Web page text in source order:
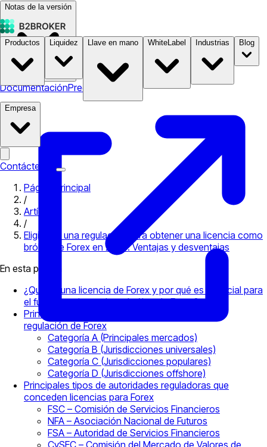
Notas de la versión
DocumentaciónPrecios
Productos Liquidez Llave en mano WhiteLabel Industrias Blog
Empresa
Contáctenos
Página principal
/
Artículos
/
Eligiendo una regulación para obtener una licencia como
bróker de Forex en 2023. Ventajas y desventajas
En esta página
¿Qué es una licencia de Forex y por qué es esencial para
el funcionamiento de un bróker de Forex?
Principales categorías de jurisdicciones para la
regulación de Forex
Categoría A (Principales mercados)
Categoría B (Jurisdicciones universales)
Categoría C (Jurisdicciones populares)
Categoría D (Jurisdicciones offshore)
Principales tipos de autoridades reguladoras que
conceden licencias para Forex
FSC – Comisión de Servicios Financieros
NFA – Asociación Nacional de Futuros
FSA – Autoridad de Servicios Financieros
CySEC – Comisión del Mercado de Valores de